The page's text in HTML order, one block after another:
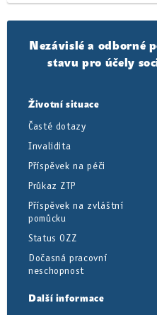
Nezávislé a odborné
stavu pro účely
Životní situace
Časté dotazy
Invalidita
Příspěvek na péči
Průkaz ZTP
Příspěvek na zvláštní
pomůcku
Status OZZ
Dočasná pracovní
neschopnost
Další informace